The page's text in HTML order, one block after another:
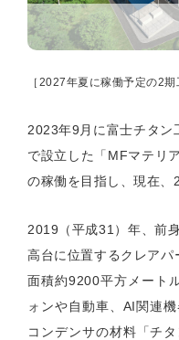
［ 2027年夏に稼働予定の2期
2023年9 月に富士チタ
で設立した「 MFマテリ
の稼働を目指し、現在、 2
2019 （平成31 ）年、前
高台に位置するクレアパ
面積約9200平方メート
ォンや自動車、 AI関連
コンデンサの材料「チ